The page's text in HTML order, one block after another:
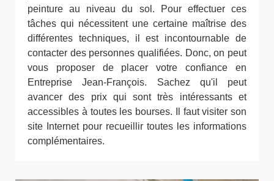
peinture au niveau du sol. Pour effectuer ces
tâches qui nécessitent une certaine maîtrise des
différentes techniques, il est incontournable de
contacter des personnes qualifiées. Donc, on peut
vous proposer de placer votre confiance en
Entreprise Jean-François. Sachez qu'il peut
avancer des prix qui sont très intéressants et
accessibles à toutes les bourses. Il faut visiter son
site Internet pour recueillir toutes les informations
complémentaires.